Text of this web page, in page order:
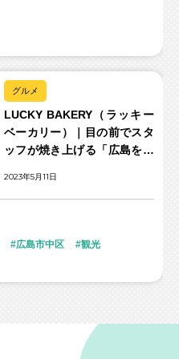
グルメ
LUCKY BAKERY（ラッキー
ベーカリー）｜目の前でスタ
ッフが焼き上げる「広島を味
2023年5月11日
広島市中区 観光